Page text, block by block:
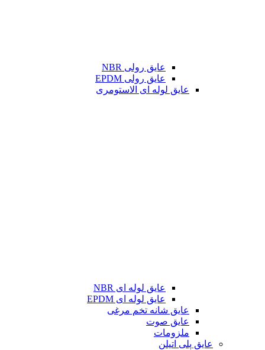
عایق رولی NBR
عایق رولی EPDM
عایق لوله ای الاستومری
عایق لوله ای NBR
عایق لوله ای EPDM
عایق شانه تخم مرغی
عایق صوت
ملزومات
عایق پلی اتیلن